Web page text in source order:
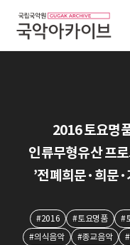
2016 토요명
인류무형유산 프
’전폐희문·희문
#2016 #토요명품 #
#의식음악
#종교음악